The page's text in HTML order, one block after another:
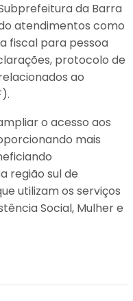
da Barra
atendimentos como
fiscal para pessoa
protocolo de
ao
o acesso aos
mais
região sul de
utilizam os serviços
Social, Mulher e